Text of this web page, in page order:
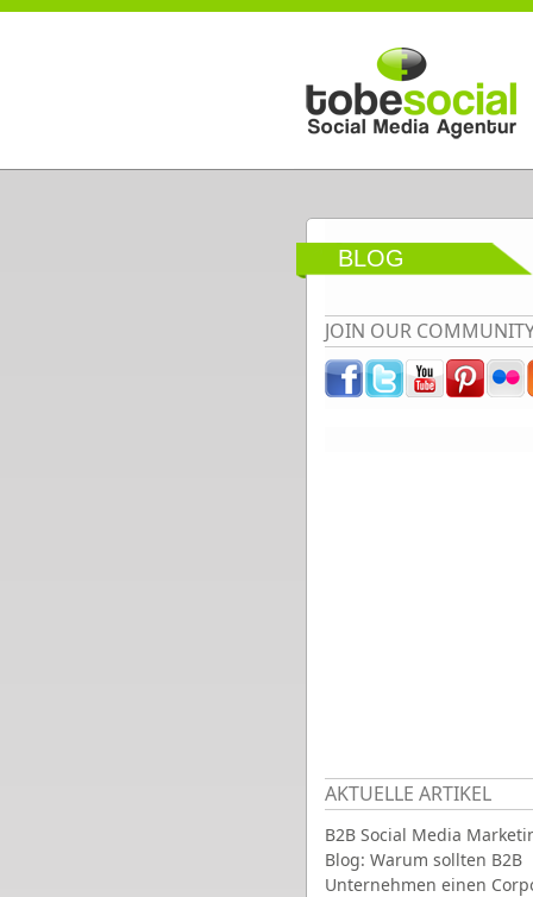
Direkt zum Inhalt
BLOG
JOIN OUR
AKTUELLE ARTIKEL
B2B Social Media
Blog: Warum sollten B2B
Unternehmen einen